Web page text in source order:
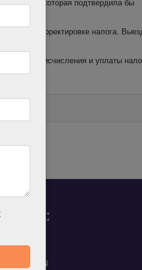
которая подтвердила бы
мешает корректировке налога.
порядке исчисления и уплаты
45